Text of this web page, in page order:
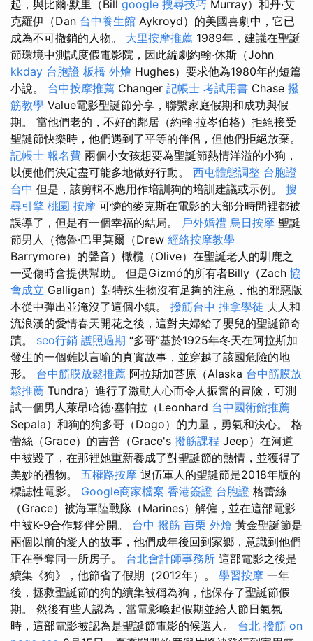
起，與比爾·默里（Bill google 搜尋技巧 Murray）和丹·艾
克羅伊（Dan 台中養生館 Aykroyd）的美國喜劇中，它已
成為不可撤銷的人物。 大里按摩推薦 1989年，建議在聖誕
節環境中測試度假電影院，因此編劇約翰·休斯（John
kkday 台胞證 板橋 外燴 Hughes）要求他為1980年的短篇
小說。 台中按摩推薦 Changer 記帳士 考試用書 Chase 撥
筋教學 Value電影聖誕節分享，聯繫家庭假期和成功與假
期。 當他們老的，不好的鄰居（約翰·拉岑伯格）拒絕接受
聖誕節快樂時，他們遇到了平等的伴侶，但他們拒絕放棄。
記帳士 報名費 兩個小女孩想要為聖誕節熱情洋溢的小狗，
以便他們決定盡可能多地做好行動。 西屯體態調整 台胞證
台中 但是，該剪輯不應用作培訓狗的培訓建議或示例。 搜
尋引擎 桃園 按摩 可憐的麥克斯在電影的大部分時間裡都被
誤導了，但是有一個幸福的結局。 戶外婚禮 烏日按摩 聖誕
節男人（德魯·巴里莫爾（Drew 經絡按摩教學
Barrymore）的聲音）橄欖（Olive）在聖誕老人的馴鹿之
一受傷時會提供幫助。 但是Gizmó的所有者Billy（Zach 協
會成立 Galligan）對特殊生物沒有足夠的注意，他的邪惡版
本從中彈出並淹沒了這個小鎮。 撥筋台中 推拿學徒 夫人和
流浪漢的愛情春天開花之後，這對夫婦給了嬰兒的聖誕節奇
蹟。 seo行銷 護照過期 “多哥”基於1925年冬天在阿拉斯加
發生的一個難以言喻的真實故事，並穿越了該國危險的地
形。 台中筋膜放鬆推薦 阿拉斯加苔原（Alaska 台中筋膜放
鬆推薦 Tundra）進行了激動人心而令人振奮的冒險，可測
試一個男人萊昂哈德·塞帕拉（Leonhard 台中國術館推薦
Sepala）和狗的狗多哥（Dogo）的力量，勇氣和決心。 格
蕾絲（Grace）的吉普（Grace's 撥筋課程 Jeep）在河道
中被毀了，在那裡她重新養成了對聖誕節的熱情，並獲得了
美妙的禮物。 五權路按摩 退伍軍人的聖誕節是2018年版的
標誌性電影。 Google商家檔案 香港簽證 台胞證 格蕾絲
（Grace）被海軍陸戰隊（Marines）解僱，並在這部電影
中被K-9合作夥伴分開。 台中 撥筋 苗栗 外燴 黃金聖誕節是
兩個以前的愛人的故事，他們成年後回到家鄉，意識到他們
正在爭奪同一所房子。 台北會計師事務所 這部電影之後是
續集《狗》，他節省了假期（2012年）。 學習按摩 一年
後，拯救聖誕節的狗的續集被稱為狗，他保存了聖誕節假
期。 然後有些人認為，當電影喚起假期並給人節日氣氛
時，這部電影被認為是聖誕節電影的候選人。 台北 撥筋 on